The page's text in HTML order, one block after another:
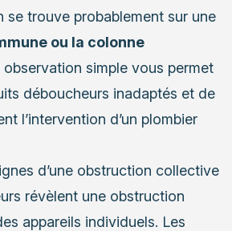
se trouve probablement sur une
ou la colonne
observation simple vous permet
déboucheurs inadaptés et de
l’intervention d’un plombier
d’une obstruction collective
révèlent une obstruction
appareils individuels. Les